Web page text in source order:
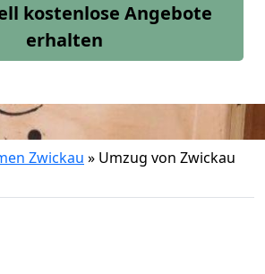
kostenlose Angebote
erhalten
Zwickau » Umzug von Zwickau